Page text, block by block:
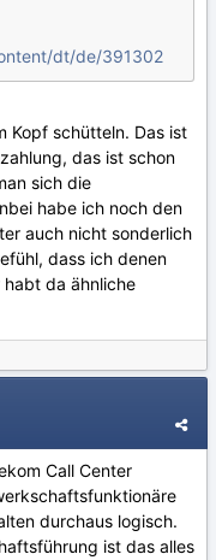
dt/de/391302
Kopf schütteln. Das ist
das ist schon
sich die
habe ich noch den
auch nicht sonderlich
dass ich denen
habt da ähnliche
Call Center
durchaus logisch.
ist das alles